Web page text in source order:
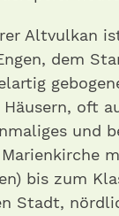
Altvulkan
dem
oft
und
bis zum
Stadt,